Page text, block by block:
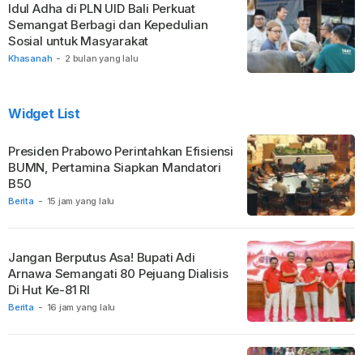
Khasanah - 2 bulan yang lalu
Idul Adha di PLN UID Bali Perkuat
Semangat Berbagi dan Kepedulian
Sosial untuk Masyarakat
Widget List
Berita - 15 jam yang lalu
Presiden Prabowo Perintahkan Efisiensi
BUMN, Pertamina Siapkan Mandatori
B50
Berita - 16 jam yang lalu
Jangan Berputus Asa! Bupati Adi
Arnawa Semangati 80 Pejuang Dialisis
Di Hut Ke-81 RI